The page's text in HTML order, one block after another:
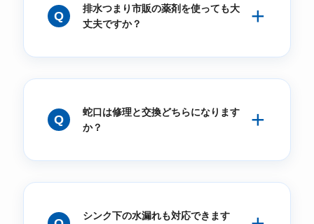
排水つまり市販の薬剤を使っても大
丈夫ですか？
蛇口は修理と交換どちらになります
か？
シンク下の水漏れも対応できます